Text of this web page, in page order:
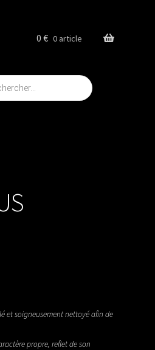
0€ 0 article
et soigneusement nettoyé afin de
propre, reflet de son